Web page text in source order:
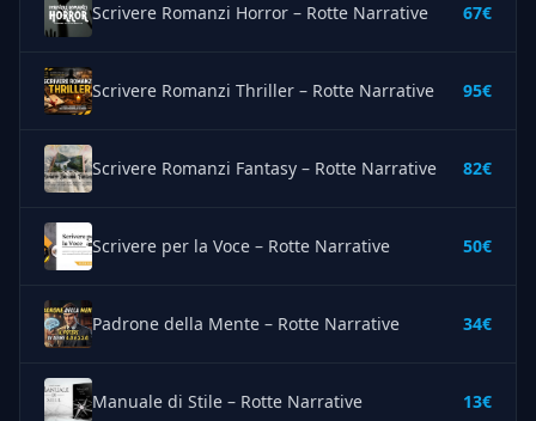
Scrivere Romanzi Horror – Rotte Narrative 67€
Scrivere Romanzi Thriller – Rotte Narrative 95€
Scrivere Romanzi Fantasy – Rotte Narrative 82€
Scrivere per la Voce – Rotte Narrative 50€
Padrone della Mente – Rotte Narrative 34€
Manuale di Stile – Rotte Narrative 13€